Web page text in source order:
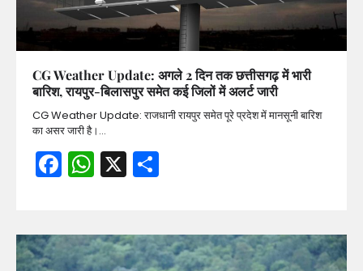
CG Weather Update: अगले 2 दिन तक छत्तीसगढ़ में भारी
बारिश, रायपुर-बिलासपुर समेत कई जिलों में अलर्ट जारी
CG Weather Update: राजधानी रायपुर समेत पूरे प्रदेश में मानसूनी बारिश
का असर जारी है।…
Facebook
WhatsApp
X